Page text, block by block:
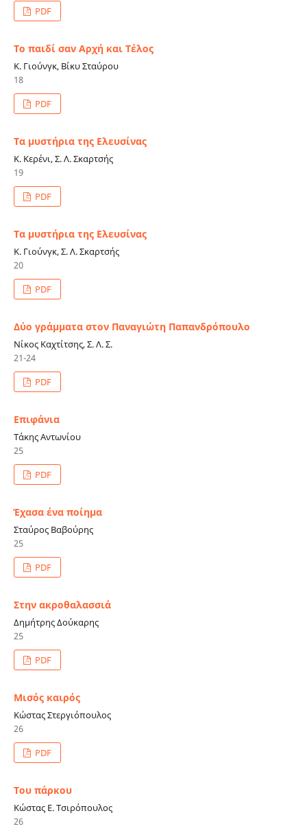
PDF
Το παιδί σαν Αρχή και Τέλος
Κ. Γιούνγκ, Βίκυ Σταύρου
18
PDF
Τα μυστήρια της Ελευσίνας
Κ. Κερένι, Σ. Λ. Σκαρτσής
19
PDF
Τα μυστήρια της Ελευσίνας
Κ. Γιούνγκ, Σ. Λ. Σκαρτσής
20
PDF
Δύο γράμματα στον Παναγιώτη Παπανδρόπουλο
Νίκος Καχτίτσης, Σ. Λ. Σ.
21-24
PDF
Επιφάνια
Τάκης Αντωνίου
25
PDF
Έχασα ένα ποίημα
Σταύρος Βαβούρης
25
PDF
Στην ακροθαλασσιά
Δημήτρης Δούκαρης
25
PDF
Μισός καιρός
Κώστας Στεργιόπουλος
26
PDF
Του πάρκου
Κώστας Ε. Τσιρόπουλος
26